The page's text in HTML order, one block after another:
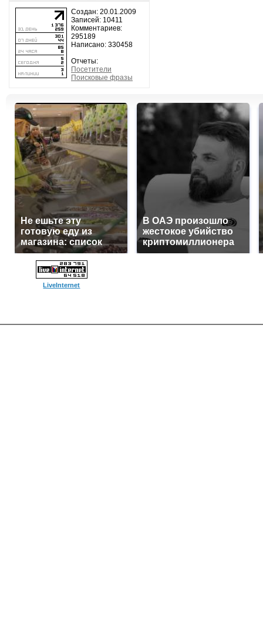
Создан: 20.01.2009
Записей: 10411
Комментариев:
295189
Написано: 330458
Отчеты:
Посетители
Поисковые фразы
Не ешьте эту
готовую еду из
магазина: список
В ОАЭ произошло
жестокое убийство
криптомиллионера
LiveInternet